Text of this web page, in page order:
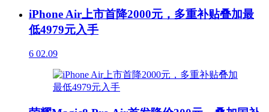
iPhone Air上市首降2000元，多重补贴叠加最
低4979元入手
6 02.09